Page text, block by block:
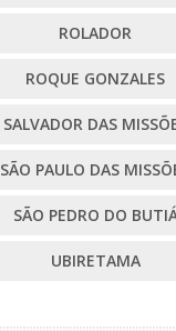
ROLADOR
ROQUE GONZALES
SALVADOR DAS
SÃO PAULO DAS
SÃO PEDRO DO
UBIRETAMA